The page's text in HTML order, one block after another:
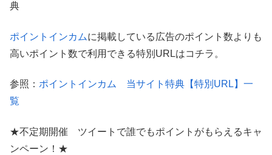
典
ポイントインカムに掲載している広告のポイント数よりも
高いポイント数で利用できる特別URLはコチラ。
参照： ポイントインカム 当サイト特典【特別URL】一
覧
★不定期開催 ツイートで誰でもポイントがもらえるキャ
ンペーン！★